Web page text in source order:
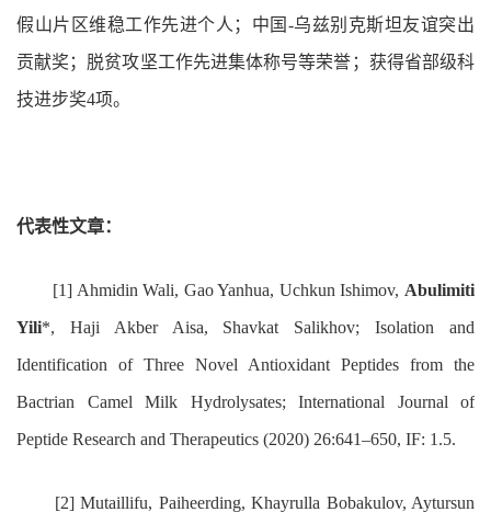
假山片区维稳工作先进个人；中国-乌兹别克斯坦友谊突出
贡献奖；脱贫攻坚工作先进集体称号等荣誉；获得省部级科
技进步奖4项。
代表性文章：
[1] Ahmidin Wali, Gao Yanhua, Uchkun Ishimov, Abulimiti
Yili*, Haji Akber Aisa, Shavkat Salikhov; Isolation and
Identification of Three Novel Antioxidant Peptides from the
Bactrian Camel Milk Hydrolysates; International Journal of
Peptide Research and Therapeutics (2020) 26:641–650, IF: 1.5.
[2] Mutaillifu, Paiheerding, Khayrulla Bobakulov, Aytursun